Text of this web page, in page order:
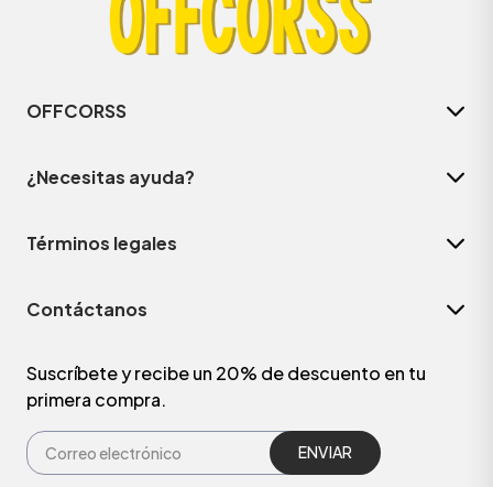
OFFCORSS
¿Necesitas ayuda?
Términos legales
Contáctanos
Suscríbete y recibe un 20% de descuento en tu
primera compra.
ENVIAR